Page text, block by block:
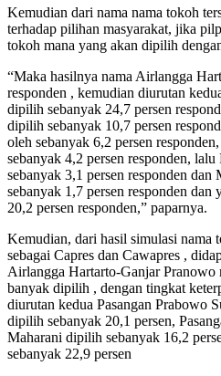
Kemudian dari nama nama tokoh
terhadap pilihan masyarakat, jika
tokoh mana yang akan dipilih
“Maka hasilnya nama Airlangga
responden , kemudian diurutan
dipilih sebanyak 24,7 persen
dipilih sebanyak 10,7 persen
oleh sebanyak 6,2 persen
sebanyak 4,2 persen responden,
sebanyak 3,1 persen responden
sebanyak 1,7 persen responden
20,2 persen responden,” paparnya.
Kemudian, dari hasil simulasi nama
sebagai Capres dan Cawapres ,
Airlangga Hartarto-Ganjar Pranowo
banyak dipilih , dengan tingkat
diurutan kedua Pasangan Prabowo
dipilih sebanyak 20,1 persen,
Maharani dipilih sebanyak 16,2
sebanyak 22,9 persen